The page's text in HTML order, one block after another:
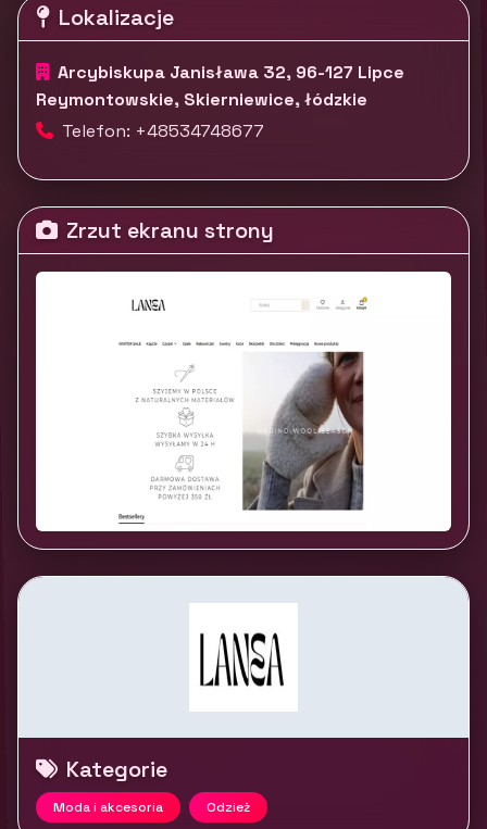
Lokalizacje
Arcybiskupa Janisława 32, 96-127 Lipce
Reymontowskie, Skierniewice, łódzkie
Telefon: +48534748677
Zrzut ekranu strony
Kategorie
Moda i akcesoria Odzież